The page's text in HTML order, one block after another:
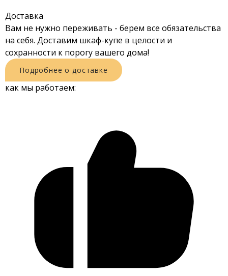
Доставка
Вам не нужно переживать - берем все обязательства
на себя. Доставим шкаф-купе в целости и
сохранности к порогу вашего дома!
Подробнее о доставке
как мы работаем: